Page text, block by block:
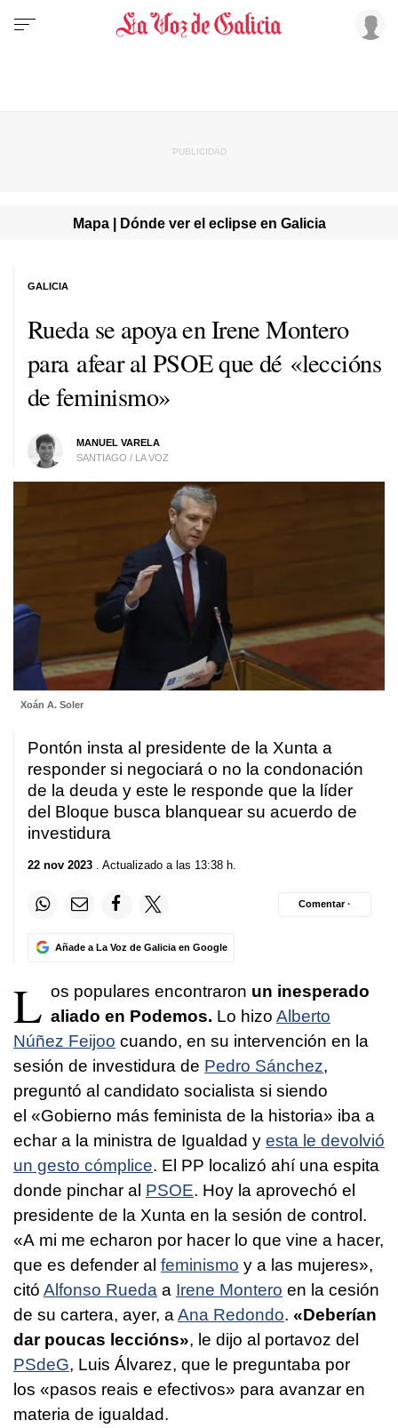
Mapa | Dónde ver el eclipse en Galicia
Rueda se apoya en Irene Montero
para afear al PSOE que dé «leccións
de feminismo»
MANUEL VARELA
SANTIAGO / LA VOZ
GALICIA
Xoán A. Soler
Pontón insta al presidente de la Xunta a
responder si negociará o no la condonación
de la deuda y este le responde que la líder
del Bloque busca blanquear su acuerdo de
investidura
22 nov 2023 . Actualizado a las 13:38 h.
Añade a La Voz de Galicia en Google
Comentar ·
L os populares encontraron un inesperado
aliado en Podemos. Lo hizo Alberto
Núñez Feijoo cuando, en su intervención en la
sesión de investidura de Pedro Sánchez,
preguntó al candidato socialista si siendo
el «Gobierno más feminista de la historia» iba a
echar a la ministra de Igualdad y esta le devolvió
un gesto cómplice. El PP localizó ahí una espita
donde pinchar al PSOE. Hoy la aprovechó el
presidente de la Xunta en la sesión de control.
«A mi me echaron por hacer lo que vine a hacer,
que es defender al feminismo y a las mujeres»,
citó Alfonso Rueda a Irene Montero en la cesión
de su cartera, ayer, a Ana Redondo. «Deberían
dar poucas leccións», le dijo al portavoz del
PSdeG, Luis Álvarez, que le preguntaba por
los «pasos reais e efectivos» para avanzar en
materia de igualdad.